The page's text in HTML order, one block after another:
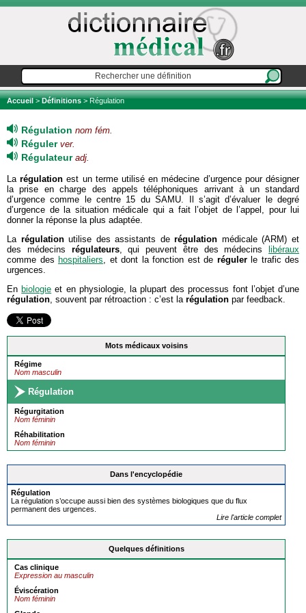
Accueil>Définitions> Régulation
Mots médicaux voisins
Régime
Nom masculin
Régulation
Régurgitation
Nom féminin
Réhabilitation
Nom féminin
Dans l'encyclopédie
Régulation
La régulation s’occupe aussi bien des systèmes biologiques que du flux
permanent des urgences.
Lire l'article complet
Quelques définitions
Cas clinique
Expression au masculin
Éviscération
Nom féminin
Régulation nom fém.
Réguler ver.
Régulateur adj.
Larégulationest un terme utilisé en médecine d’urgence pour désigner
la prise en charge des appels téléphoniques arrivant à un standard
d’urgence comme le centre 15 du SAMU. Il s’agit d’évaluer le degré
d’urgence de la situation médicale qui a fait l’objet de l’appel, pour lui
donner la réponse la plus adaptée.
La régulationutilise des assistants derégulation médicale (ARM) et
des médecins régulateurs, qui peuvent être des médecins
libéraux
comme des hospitaliers, et dont la fonction est de régulerle trafic des
urgences.
En biologie et en physiologie, la plupart des processus font l’objet d’une
régulation, souvent par rétroaction : c’est la régulation par feedback.